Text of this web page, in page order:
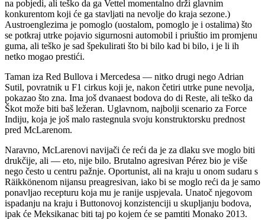
na pobjedi, ali teško da ga Vettel momentalno drži glavnim
konkurentom koji će ga stavljati na nevolje do kraja sezone.)
Austroenglezima je pomoglo (uostalom, pomoglo je i ostalima) što
se potkraj utrke pojavio sigurnosni automobil i priuštio im promjenu
guma, ali teško je sad špekulirati što bi bilo kad bi bilo, i je li ih
netko mogao prestići.
Taman iza Red Bullova i Mercedesa ― nitko drugi nego Adrian
Sutil, povratnik u F1 cirkus koji je, nakon četiri utrke pune nevolja,
pokazao što zna. Ima još dvanaest bodova do di Reste, ali teško da
Škot može biti baš ležeran. Uglavnom, najbolji scenario za Force
Indiju, koja je još malo rastegnula svoju konstruktorsku prednost
pred McLarenom.
Naravno, McLarenovi navijači će reći da je za dlaku sve moglo biti
drukčije, ali ― eto, nije bilo. Brutalno agresivan Pérez bio je više
nego često u centru pažnje. Oportunist, ali na kraju u onom sudaru s
Räikkönenom nijansu preagresivan, iako bi se moglo reći da je samo
ponavljao recepturu koja mu je ranije uspjevala. Unatoč njegovom
ispadanju na kraju i Buttonovoj konzistenciji u skupljanju bodova,
ipak će Meksikanac biti taj po kojem će se pamtiti Monako 2013.